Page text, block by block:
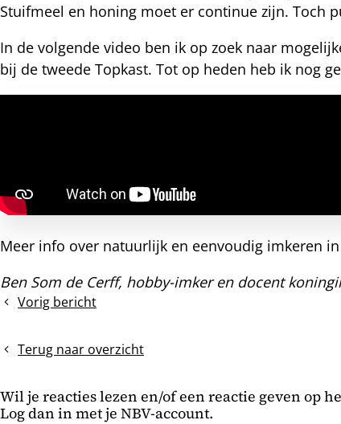
Stuifmeel en honing moet er continue zijn. Toch
In de volgende video ben ik op zoek naar
bij de tweede Topkast. Tot op heden heb ik nog
Meer info over natuurlijk en eenvoudig imkeren
Ben Som de Cerff, hobby-imker en docent
Vorig bericht
Bijenvolk
vleermuizenkast
Terug naar overzicht
Wil je reacties lezen en/of een reactie geven op
Log dan in met je NBV-account.